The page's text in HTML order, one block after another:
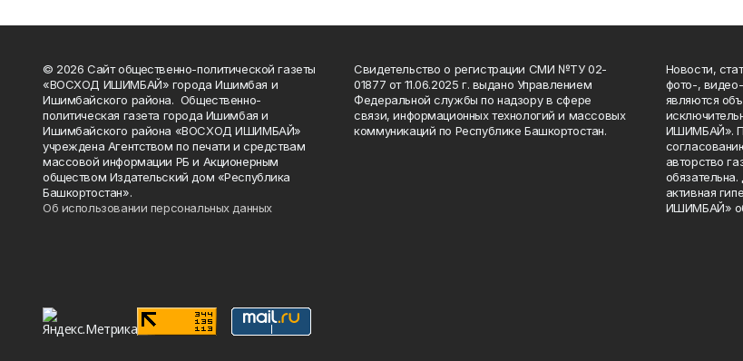
© 2026 Сайт общественно-политической газеты
«ВОСХОД ИШИМБАЙ» города Ишимбая и
Ишимбайского района. Общественно-
политическая газета города Ишимбая и
Ишимбайского района «ВОСХОД ИШИМБАЙ»
учреждена Агентством по печати и средствам
массовой информации РБ и Акционерным
обществом Издательский дом «Республика
Башкортостан».
Об использовании персональных данных
Свидетельство о регистрации СМИ №ТУ 02-
01877 от 11.06.2025 г. выдано Управлением
Федеральной службы по надзору в сфере
связи, информационных технологий и массовых
коммуникаций по Республике Башкортостан.
Новости,
фото-,
являются
ИШИМБАЙ».
авторство
активная
ИШИМБАЙ»